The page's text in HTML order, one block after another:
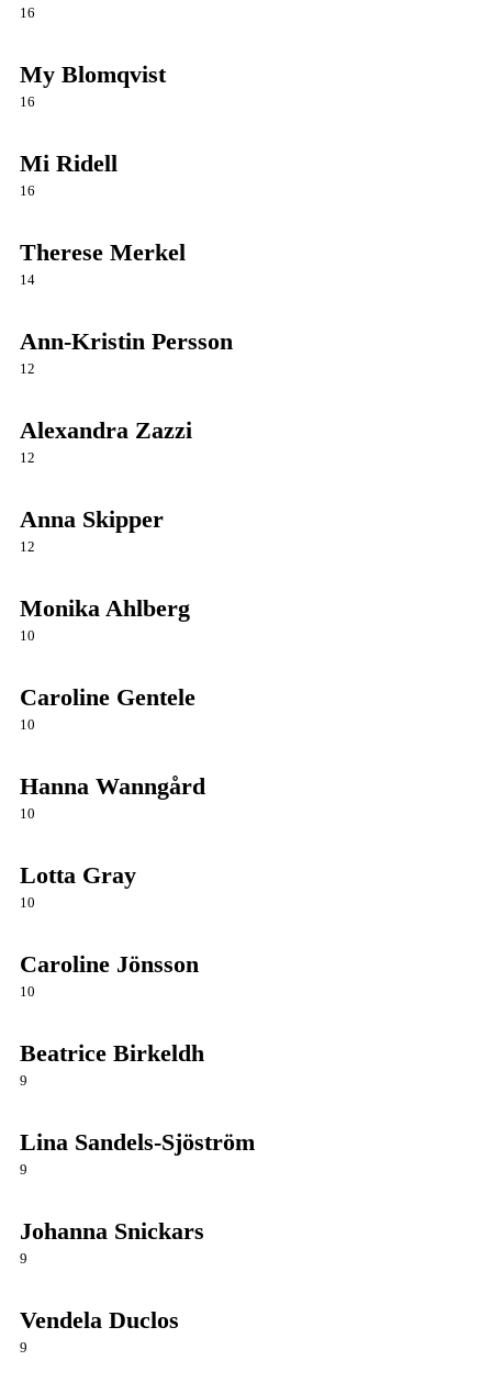
16
My Blomqvist
16
Mi Ridell
16
Therese Merkel
14
Ann-Kristin Persson
12
Alexandra Zazzi
12
Anna Skipper
12
Monika Ahlberg
10
Caroline Gentele
10
Hanna Wanngård
10
Lotta Gray
10
Caroline Jönsson
10
Beatrice Birkeldh
9
Lina Sandels-Sjöström
9
Johanna Snickars
9
Vendela Duclos
9